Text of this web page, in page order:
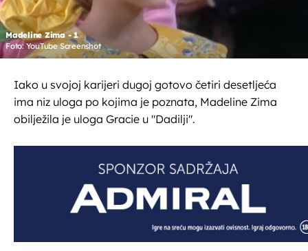
Madeline Zima - 1
Foto: YouTube Screenshot
Iako u svojoj karijeri dugoj gotovo četiri desetljeća
ima niz uloga po kojima je poznata, Madeline Zima
obilježila je uloga Gracie u "Dadilji".